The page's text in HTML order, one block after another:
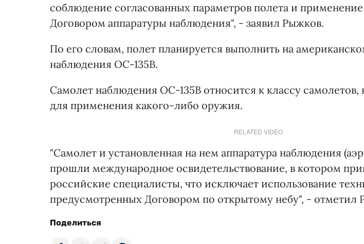
соблюдение согласованных параметров полета и
Договором аппаратуры наблюдения", - заявил Рыжков.
По его словам, полет планируется выполнить на
наблюдения ОС-135В.
Самолет наблюдения ОС-135В относится к классу самолетов,
для применения какого-либо оружия.
RELATED VIDEO
"Самолет и установленная на нем аппаратура наблюдения
прошли международное освидетельствование, в котором
российские специалисты, что исключает использование
предусмотренных Договором по открытому небу", - отметил
Поделиться